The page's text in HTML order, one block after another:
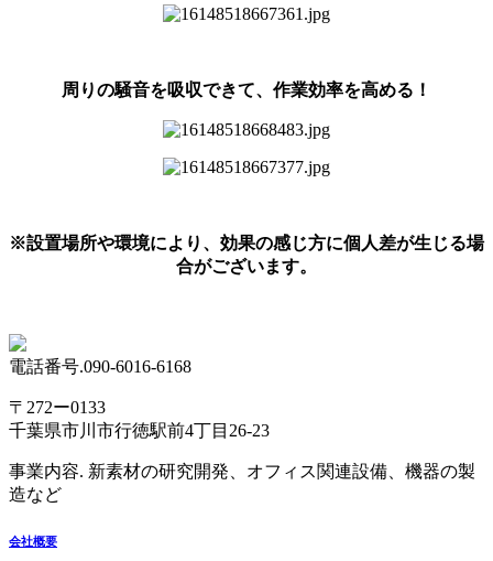
周りの騒音を吸収できて、作業効率を高める！
※設置場所や環境により、効果の感じ方に個人差が生じる場
合がございます。
電話番号.090-6016-6168
〒272ー0133
千葉県市川市行徳駅前4丁目26-23
事業内容. 新素材の研究開発、オフィス関連設備、機器の製
造など
会社概要